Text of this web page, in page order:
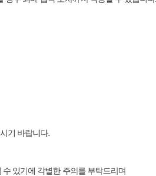
기 바랍니다.
수 있기에 각별한 주의를 부탁드리며